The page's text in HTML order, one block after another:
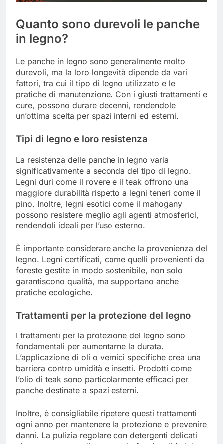
Quanto sono durevoli le panche
in legno?
Le panche in legno sono generalmente molto
durevoli, ma la loro longevità dipende da vari
fattori, tra cui il tipo di legno utilizzato e le
pratiche di manutenzione. Con i giusti trattamenti e
cure, possono durare decenni, rendendole
un’ottima scelta per spazi interni ed esterni.
Tipi di legno e loro resistenza
La resistenza delle panche in legno varia
significativamente a seconda del tipo di legno.
Legni duri come il rovere e il teak offrono una
maggiore durabilità rispetto a legni teneri come il
pino. Inoltre, legni esotici come il mahogany
possono resistere meglio agli agenti atmosferici,
rendendoli ideali per l’uso esterno.
È importante considerare anche la provenienza del
legno. Legni certificati, come quelli provenienti da
foreste gestite in modo sostenibile, non solo
garantiscono qualità, ma supportano anche
pratiche ecologiche.
Trattamenti per la protezione del legno
I trattamenti per la protezione del legno sono
fondamentali per aumentarne la durata.
L’applicazione di oli o vernici specifiche crea una
barriera contro umidità e insetti. Prodotti come
l’olio di teak sono particolarmente efficaci per
panche destinate a spazi esterni.
Inoltre, è consigliabile ripetere questi trattamenti
ogni anno per mantenere la protezione e prevenire
danni. La pulizia regolare con detergenti delicati